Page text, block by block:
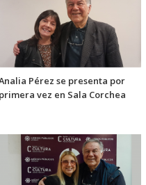
Pérez se presenta por
primera vez en Sala Corchea